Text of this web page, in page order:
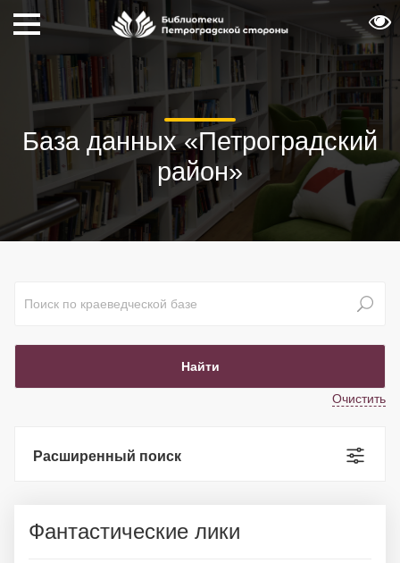
База данных «Петроградский
район»
Очистить
Расширенный поиск
Фантастические лики